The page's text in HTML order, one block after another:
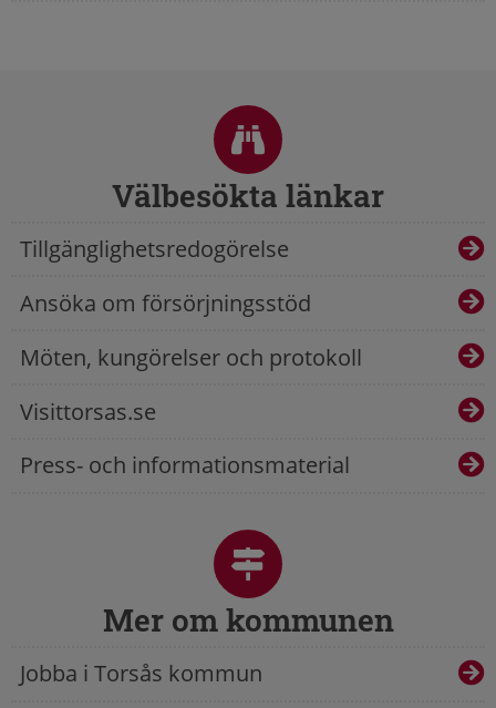
Välbesökta länkar
Tillgänglighetsredogörelse
Ansöka om försörjningsstöd
Möten, kungörelser och protokoll
Visittorsas.se
Press- och informationsmaterial
Mer om kommunen
Jobba i Torsås kommun